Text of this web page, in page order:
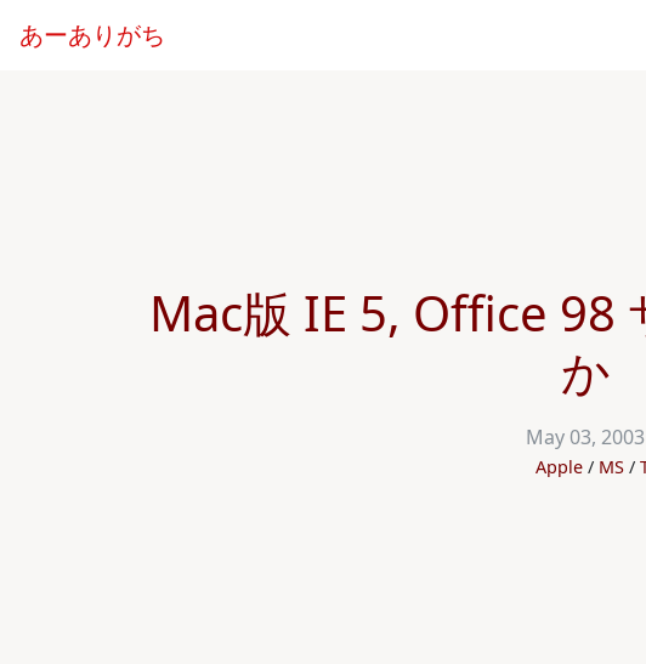
あーありがち
Mac版 IE 5, Office 98
か
May 03, 2003
Apple MS